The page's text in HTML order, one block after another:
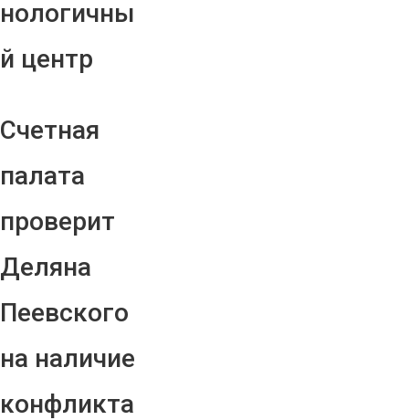
нологичны
й центр
Счетная
палата
проверит
Деляна
Пеевского
на наличие
конфликта